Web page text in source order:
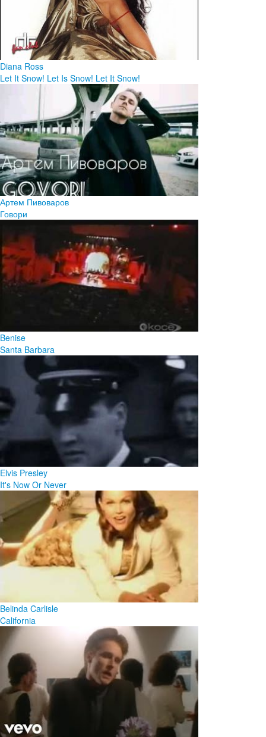
Diana Ross
Let It Snow! Let Is Snow! Let It Snow!
Артем Пивоваров
Говори
Benise
Santa Barbara
Elvis Presley
It's Now Or Never
Belinda Carlisle
California